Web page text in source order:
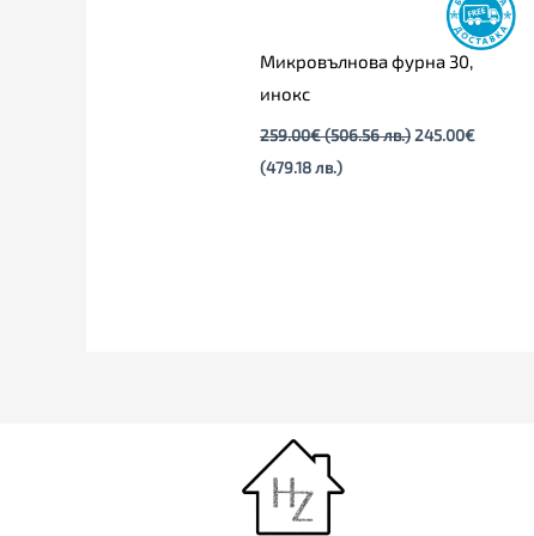
Микровълнова фурна 30,
инокс
259.00€(506.56 лв.)245.00€
(479.18 лв.)